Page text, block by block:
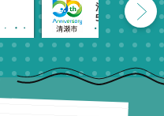
清瀬市
55周年記念